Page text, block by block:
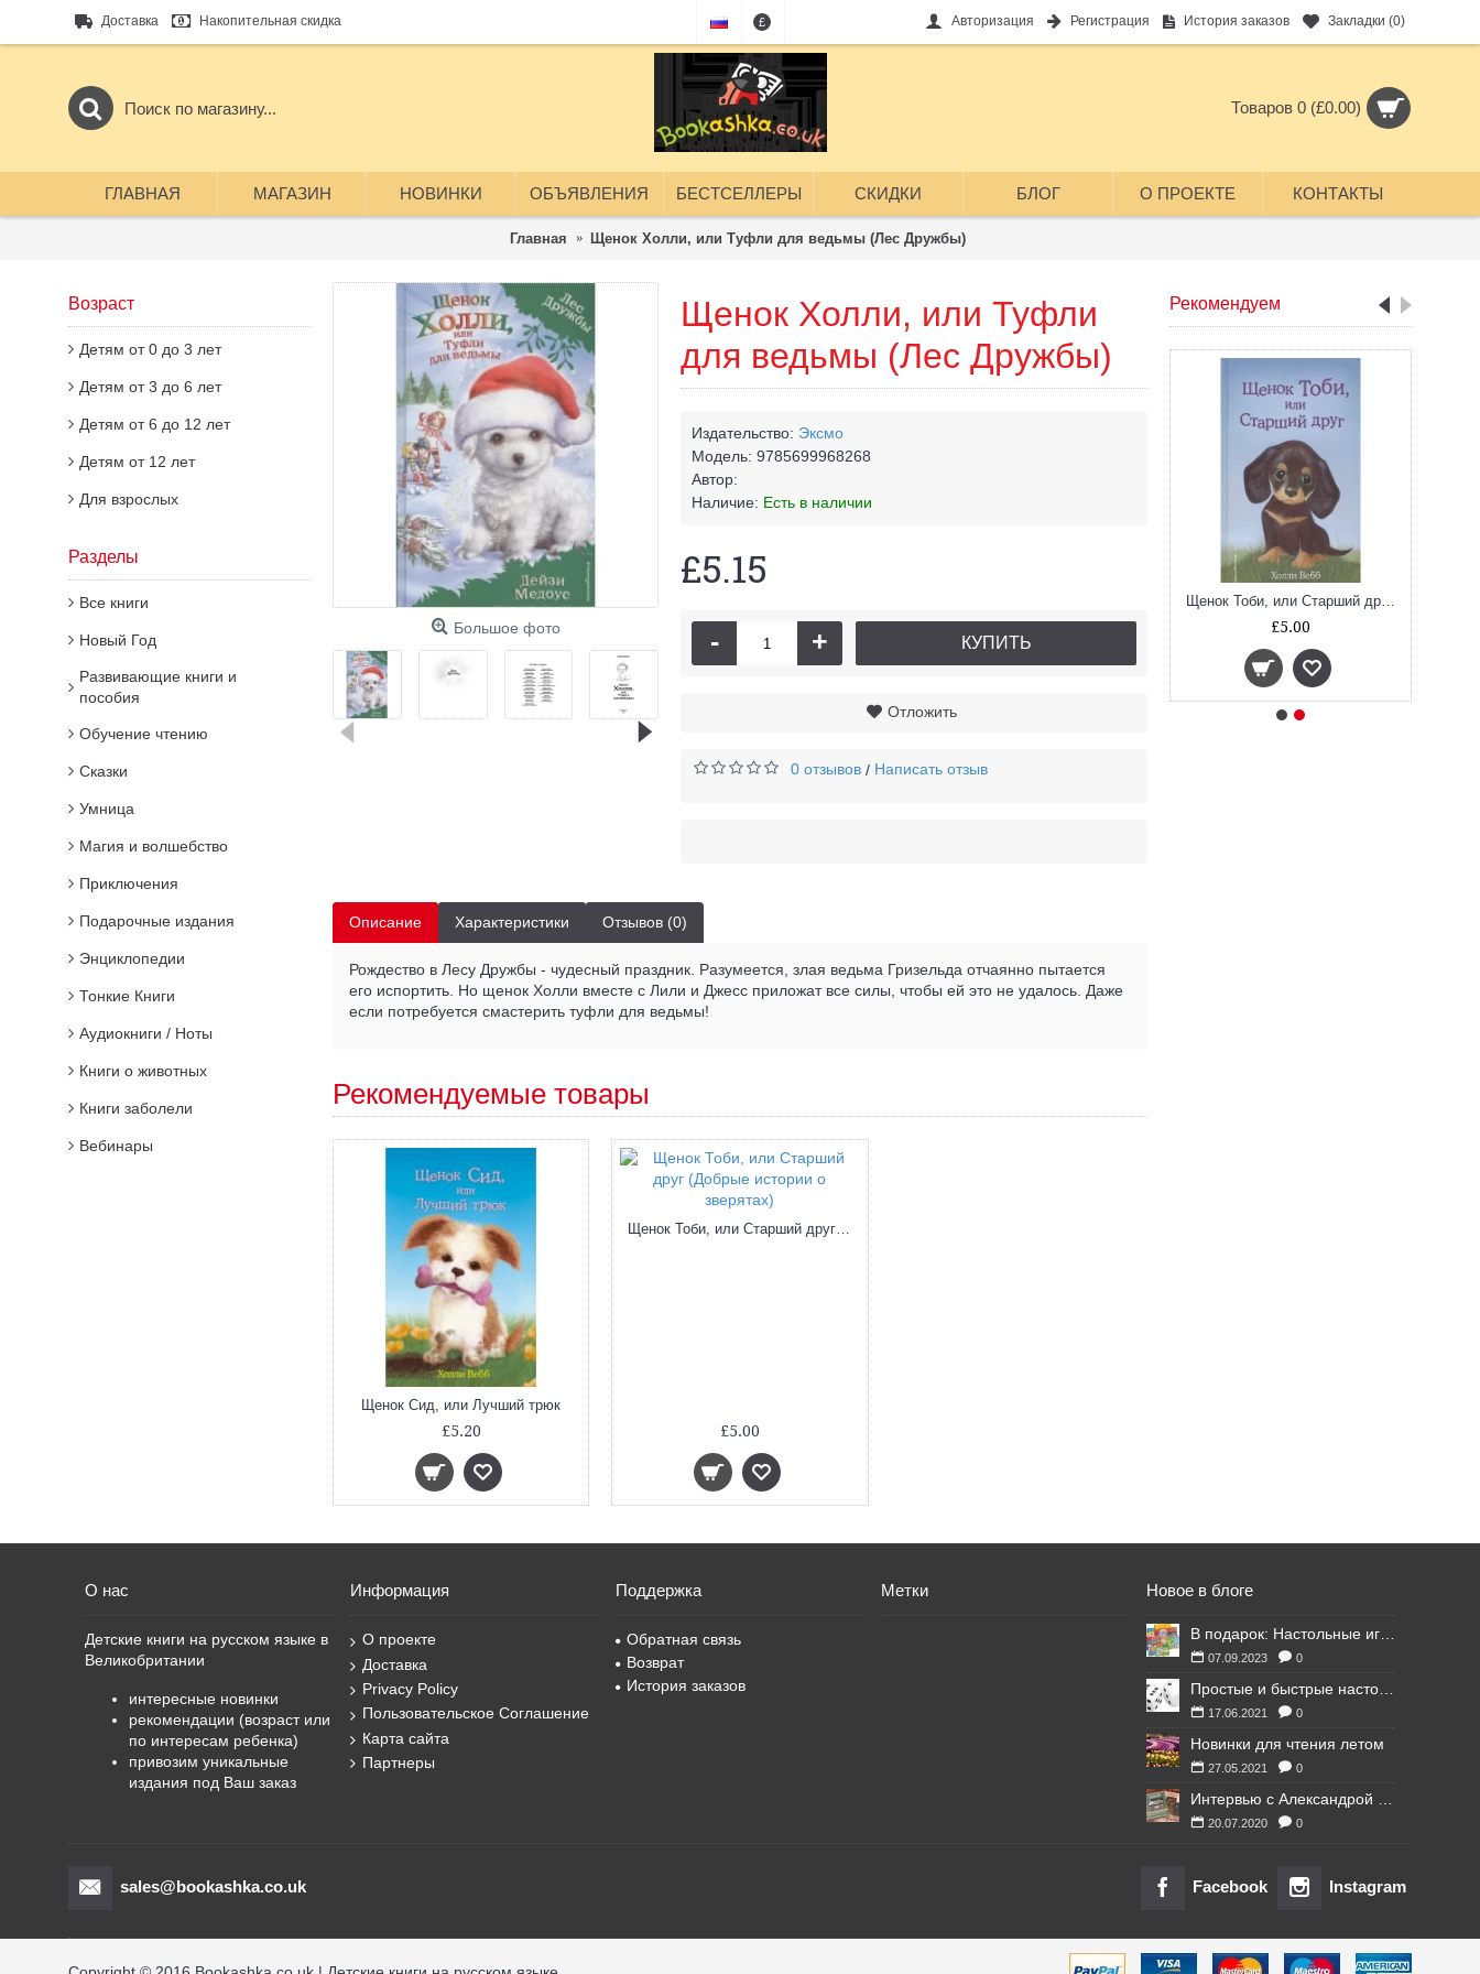
Доставка Накопительная скидка £ Авторизация Регистрация История заказов Закладки (0)
Товаров 0 (£0.00)
ГЛАВНАЯ МАГАЗИН НОВИНКИ ОБЪЯВЛЕНИЯ БЕСТСЕЛЛЕРЫ СКИДКИ БЛОГ О ПРОЕКТЕ КОНТАКТЫ
Главная Щенок Холли, или Туфли для ведьмы (Лес Дружбы)
Возраст
Детям от 0 до 3 лет
Детям от 3 до 6 лет
Детям от 6 до 12 лет
Детям от 12 лет
Для взрослых
Разделы
Все книги
Новый Год
Развивающие книги и
пособия
Обучение чтению
Сказки
Умница
Магия и волшебство
Приключения
Подарочные издания
Энциклопедии
Тонкие Книги
Аудиокниги / Ноты
Книги о животных
Книги заболели
Вебинары
Рекомендуем
£5.20
Щенок Тоби, или Старший друг (Добрые истории о зверятах)
£5.00
Большое фото
Щенок Холли, или Туфли
для ведьмы (Лес Дружбы)
Издательство: Эксмо
Модель: 9785699968268
Автор:
Наличие: Есть в наличии
£5.15
- + КУПИТЬ
Отложить
0 отзывов / Написать отзыв
Описание Характеристики Отзывов (0)
Рождество в Лесу Дружбы - чудесный праздник. Разумеется, злая ведьма Гризельда отчаянно пытается
его испортить. Но щенок Холли вместе с Лили и Джесс приложат все силы, чтобы ей это не удалось. Даже
если потребуется смастерить туфли для ведьмы!
Рекомендуемые товары
Щенок Сид, или Лучший трюк
£5.20
Щенок Тоби, или Старший друг (Добрые истории о зверятах)
£5.00
О нас
Детские книги на русском языке в
Великобритании
интересные новинки
рекомендации (возраст или
по интересам ребенка)
привозим уникальные
издания под Ваш заказ
Информация
О проекте
Доставка
Privacy Policy
Пользовательское Соглашение
Карта сайта
Партнеры
Поддержка
Обратная связь
Возврат
История заказов
Метки Новое в блоге
В подарок: Настольные игры для Ваших британских друзей
07.09.2023 0
Простые и быстрые настольные игры
17.06.2021 0
Новинки для чтения летом
27.05.2021 0
Интервью с Александрой Литвиной
20.07.2020 0
sales@bookashka.co.uk Facebook Instagram